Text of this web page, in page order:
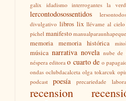
galix
idadismo interrogantes la
lercontodosossentidos
divulgativo libros lix llévame al cielo
pichel manifesto
memoria memoria histórica
música narrativa novela nube de
néspera editora o cuarto de o
ondas oclubdacalceta olga tokarcuk
podcast
poesía precariedade
recension